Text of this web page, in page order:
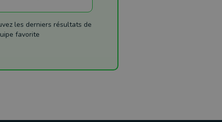
les derniers résultats de
favorite